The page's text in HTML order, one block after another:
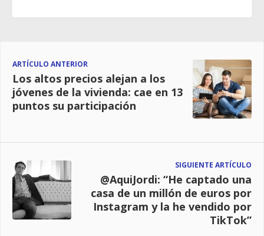
ARTÍCULO ANTERIOR
Los altos precios alejan a los
jóvenes de la vivienda: cae en 13
puntos su participación
SIGUIENTE ARTÍCULO
@AquiJordi: “He captado una
casa de un millón de euros por
Instagram y la he vendido por
TikTok”